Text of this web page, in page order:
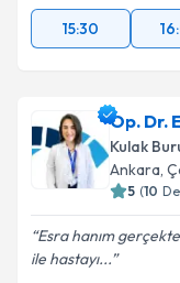
15:30
Op. Dr.
Kulak
Ankara,
5 (10
Esra hanım
ile hastayı...